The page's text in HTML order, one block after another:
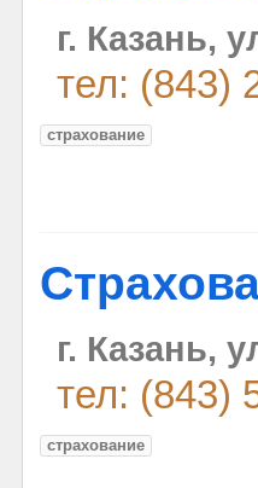
г. Казань,
тел: (843)
страхование
г. Казань,
тел: (843)
страхование